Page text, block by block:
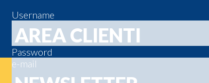
Username
Password
AREA CLIENTI
e-mail